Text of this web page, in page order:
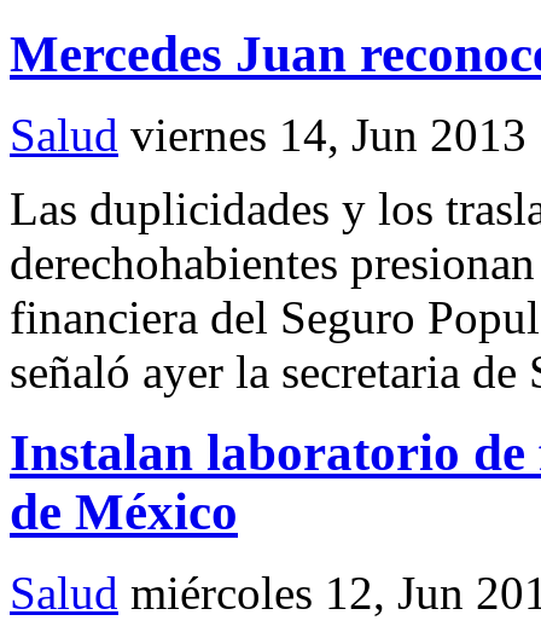
Mercedes Juan
Salud viernes 14, Jun 2013
Las duplicidades y los
derechohabientes
financiera del Seguro
señaló ayer la secretaria
Instalan laboratorio de
de México
Salud miércoles 12, Jun